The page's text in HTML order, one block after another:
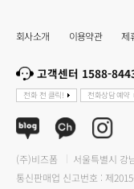
회사소개 이용약관 제
고객센터 1588-
전화 전 클릭! 전화상담 예약
(주)비즈폼 서울특별시 강
통신판매업 신고번호 : 제